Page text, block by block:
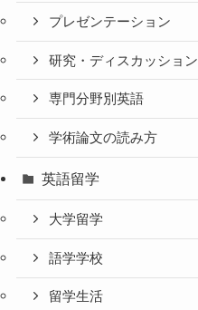
プレゼンテーション
研究・ディスカッション
専門分野別英語
学術論文の読み方
英語留学
大学留学
語学学校
留学生活